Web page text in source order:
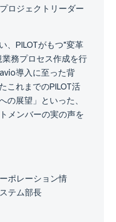
ロジェクトリーダー
、PILOTがもつ"変革
務プロセス作成を行
導入に至った背
これまでのPILOT活
の展望」といった、
メンバーの実の声を
ポレーション情
テム部長